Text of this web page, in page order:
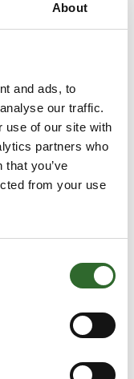
About
and ads, to
our traffic.
use of our site with
partners who
you’ve
from your use